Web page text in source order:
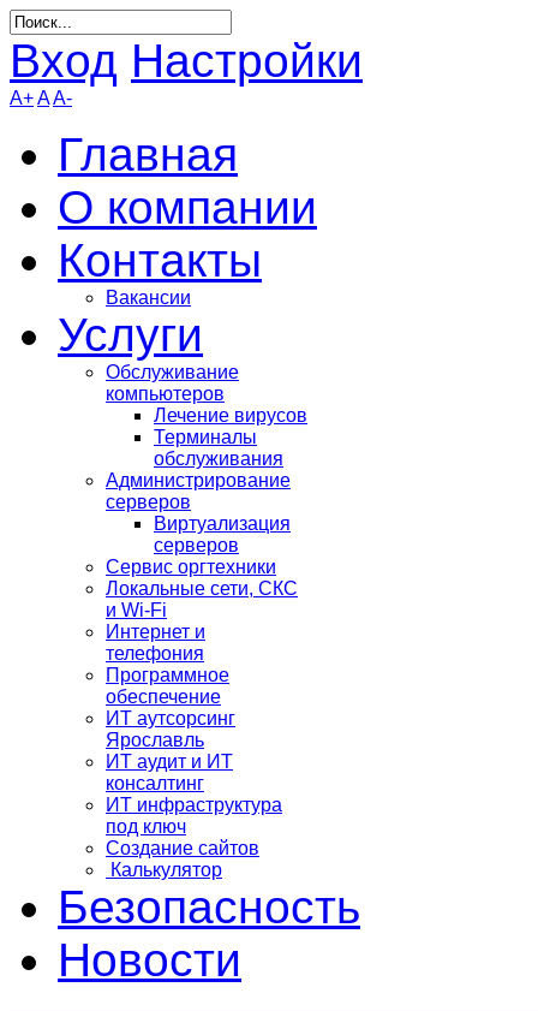
Вход Настройки
A+AA-
Главная
О компании
Контакты
Вакансии
Услуги
Обслуживание
компьютеров
Лечение вирусов
Терминалы
обслуживания
Администрирование
серверов
Виртуализация
серверов
Сервис оргтехники
Локальные сети, СКС
и Wi-Fi
Интернет и
телефония
Программное
обеспечение
ИТ аутсорсинг
Ярославль
ИТ аудит и ИТ
консалтинг
ИТ инфраструктура
под ключ
Создание сайтов
Калькулятор
Безопасность
Новости